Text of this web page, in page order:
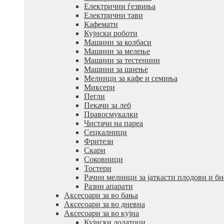
Електрични ѓезвиња
Електрични тави
Кафемати
Кујнски роботи
Машини за колбаси
Машини за мелење
Машини за тестенини
Машини за шиење
Мелници за кафе и семиња
Миксери
Пегли
Пекачи за леб
Правосмукалки
Чистачи на пареа
Сецкалници
Фритези
Скари
Соковници
Тостери
Рачни мелници за јаткасти плодови и
Разни апарати
Аксесоари за во бања
Аксесоари за во дневна
Аксесоари за во кујна
Кујнски додатоци